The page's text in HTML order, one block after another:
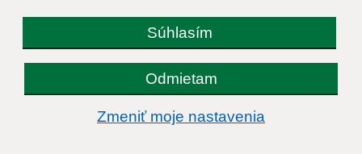
Súhlasím
Odmietam
Zmeniť moje nastavenia